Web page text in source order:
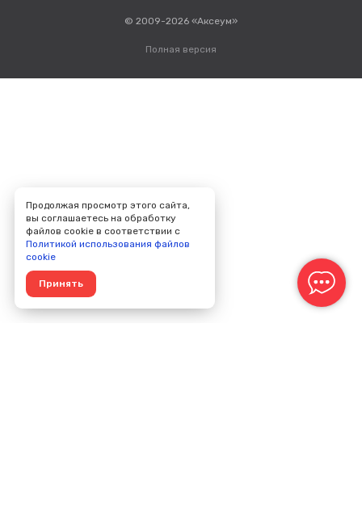
© 2009-2026 «Аксеум»
Полная версия
Продолжая просмотр этого сайта,
вы соглашаетесь на обработку
файлов cookie в соответствии с
Политикой использования файлов
cookie
Принять